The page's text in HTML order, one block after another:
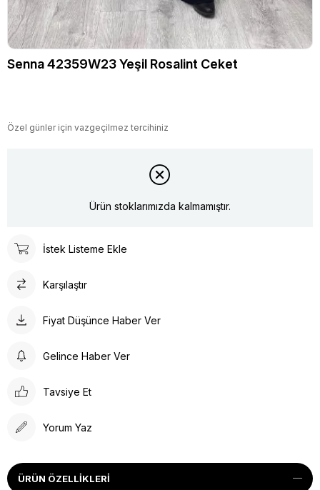
Senna 42359W23 Yeşil Rosalint Ceket
Özel günler için vazgeçilmez tercihiniz
Ürün stoklarımızda kalmamıştır.
İstek Listeme Ekle
Karşılaştır
Fiyat Düşünce Haber Ver
Gelince Haber Ver
Tavsiye Et
Yorum Yaz
ÜRÜN ÖZELLIKLERI